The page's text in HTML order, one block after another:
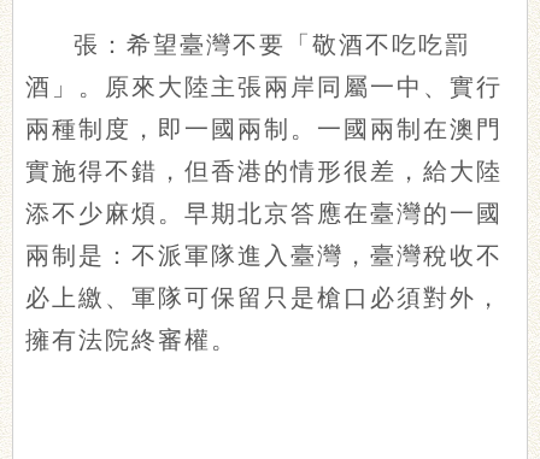
張：希望臺灣不要「敬酒不吃吃罰
酒」。原來大陸主張兩岸同屬一中、實行
兩種制度，即一國兩制。一國兩制在澳門
實施得不錯，但香港的情形很差，給大陸
添不少麻煩。早期北京答應在臺灣的一國
兩制是：不派軍隊進入臺灣，臺灣稅收不
必上繳、軍隊可保留只是槍口必須對外，
擁有法院終審權。